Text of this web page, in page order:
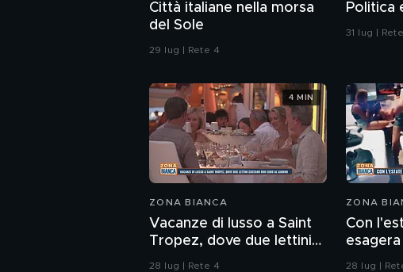
Città italiane nella morsa
del Sole
29 lug | Rete 4
Politica
31 lug |
ZONA BIANCA
Vacanze di lusso a Saint
Tropez, dove due lettini
costano 800 euro al
28 lug | Rete 4
4 MIN
ZONA
Con
"cafone"
28 lug |